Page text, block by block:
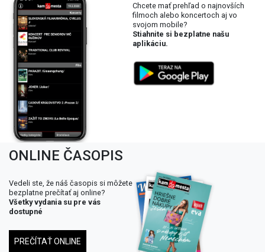
Chcete mať prehľad o najnovších
filmoch alebo koncertoch aj vo
svojom mobile?
Stiahnite si bezplatne našu
aplikáciu.
ONLINE ČASOPIS
Vedeli ste, že náš časopis si môžete
bezplatne prečítať aj online?
Všetky vydania su pre vás
dostupné
PREČÍTAŤ ONLINE